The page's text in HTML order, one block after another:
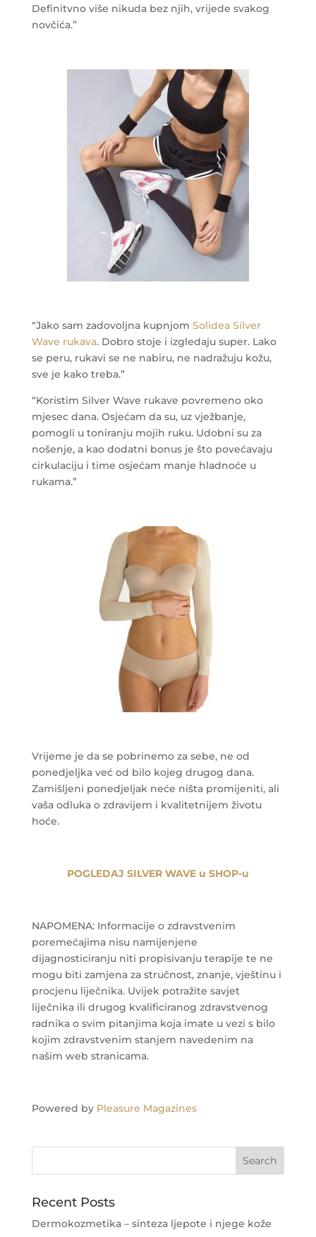
Definitvno više nikuda bez njih, vrijede svakog
novčića.”
“Jako sam zadovoljna kupnjom Solidea Silver
Wave rukava. Dobro stoje i izgledaju super. Lako
se peru, rukavi se ne nabiru, ne nadražuju kožu,
sve je kako treba.”
“Koristim Silver Wave rukave povremeno oko
mjesec dana. Osjećam da su, uz vježbanje,
pomogli u toniranju mojih ruku. Udobni su za
nošenje, a kao dodatni bonus je što povećavaju
cirkulaciju i time osjećam manje hladnoće u
rukama.”
Vrijeme je da se pobrinemo za sebe, ne od
ponedjeljka već od bilo kojeg drugog dana.
Zamišljeni ponedjeljak neće ništa promijeniti, ali
vaša odluka o zdravijem i kvalitetnijem životu
hoće.
POGLEDAJ SILVER WAVE u SHOP-u
NAPOMENA: Informacije o zdravstvenim
poremećajima nisu namijenjene
dijagnosticiranju niti propisivanju terapije te ne
mogu biti zamjena za stručnost, znanje, vještinu i
procjenu liječnika. Uvijek potražite savjet
liječnika ili drugog kvalificiranog zdravstvenog
radnika o svim pitanjima koja imate u vezi s bilo
kojim zdravstvenim stanjem navedenim na
našim web stranicama.
Powered by Pleasure Magazines
Recent Posts
Dermokozmetika – sinteza ljepote i njege kože